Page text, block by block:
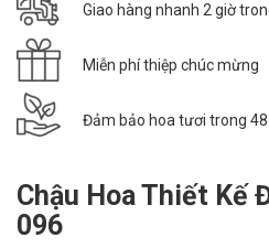
Giao hàng nhanh 2 giờ
Miễn phí thiệp chúc mừng
Đảm bảo hoa tươi trong
Chậu Hoa Thiết Kế
096